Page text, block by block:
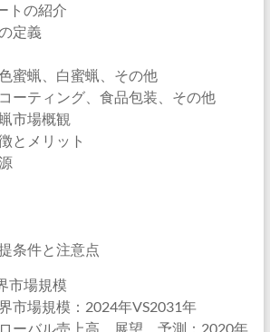
トの紹介
定義
蝋、白蜜蝋、その他
ティング、食品包装、その他
市場概観
とメリット
件と注意点
市場規模
市場規模：2024年VS2031年
ーバル売上高、展望、予測：2020年